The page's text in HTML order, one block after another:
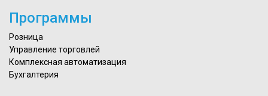
Программы
Розница
Управление торговлей
Комплексная автоматизация
Бухгалтерия